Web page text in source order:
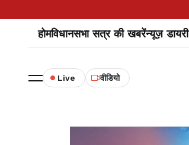
होमविधानसभा सत्र की खबरेंन्यूज़ डायरी
Live वीडियो